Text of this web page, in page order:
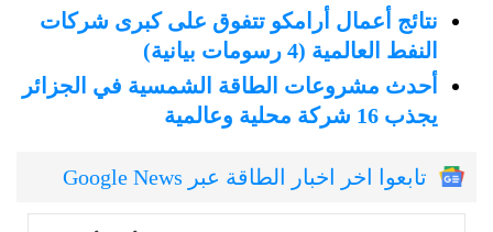
نتائج أعمال أرامكو تتفوق على كبرى شركات
النفط العالمية (4 رسومات بيانية)
أحدث مشروعات الطاقة الشمسية في الجزائر
يجذب 16 شركة محلية وعالمية
تابعوا اخر اخبار الطاقة عبر Google News